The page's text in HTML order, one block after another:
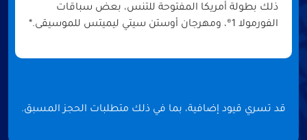
ذلك بطولة أمريكا المفتوحة للتنس، بعض سباقات
الفورمولا 1®، ومهرجان أوستن سيتي ليميتس للموسيقى.*
قد تسري قيود إضافية، بما في ذلك متطلبات الحجز المسبق.